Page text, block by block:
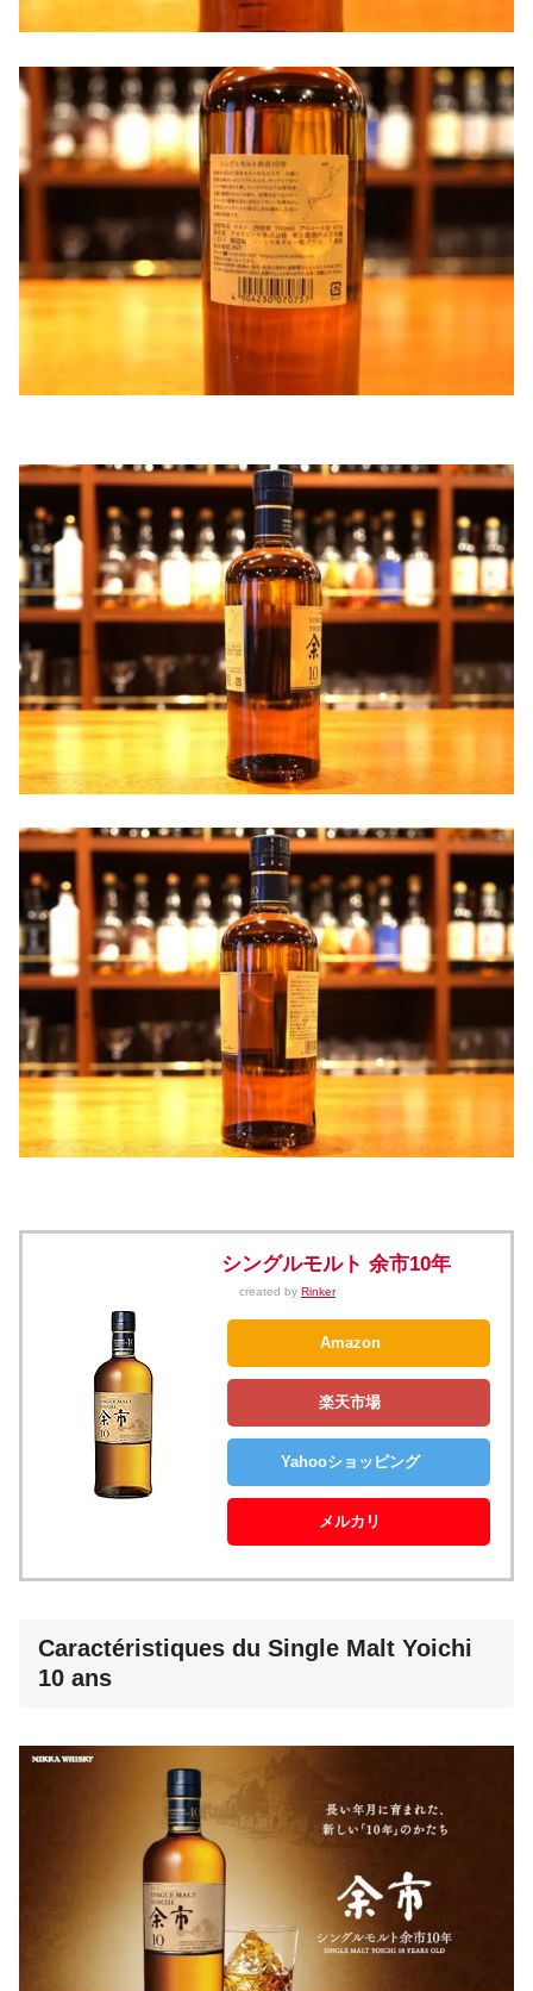
シングルモルト 余市10年
created by Rinker
Amazon
楽天市場
Yahooショッピング
メルカリ
Caractéristiques du Single Malt Yoichi
10 ans